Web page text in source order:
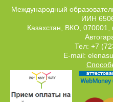
Международный
ИИН
Казахстан, ВКО, 070001,
Тел: +7
E-mail: